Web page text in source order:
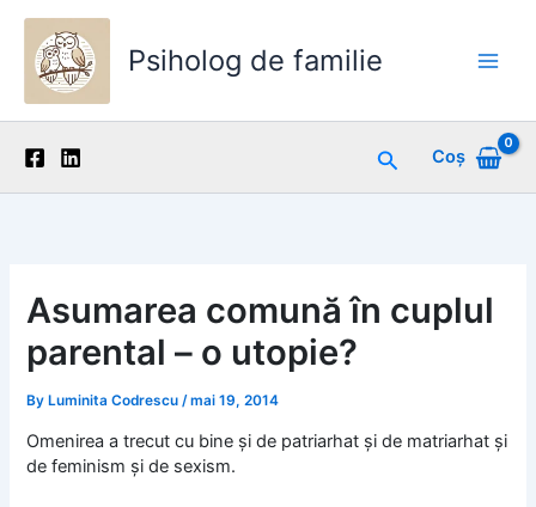
content
Psiholog de familie
SearchCoș
Asumarea comună în cuplul
parental – o utopie?
By Luminita Codrescu/mai 19, 2014
Omenirea a trecut cu bine şi de patriarhat şi de matriarhat şi
de feminism şi de sexism.